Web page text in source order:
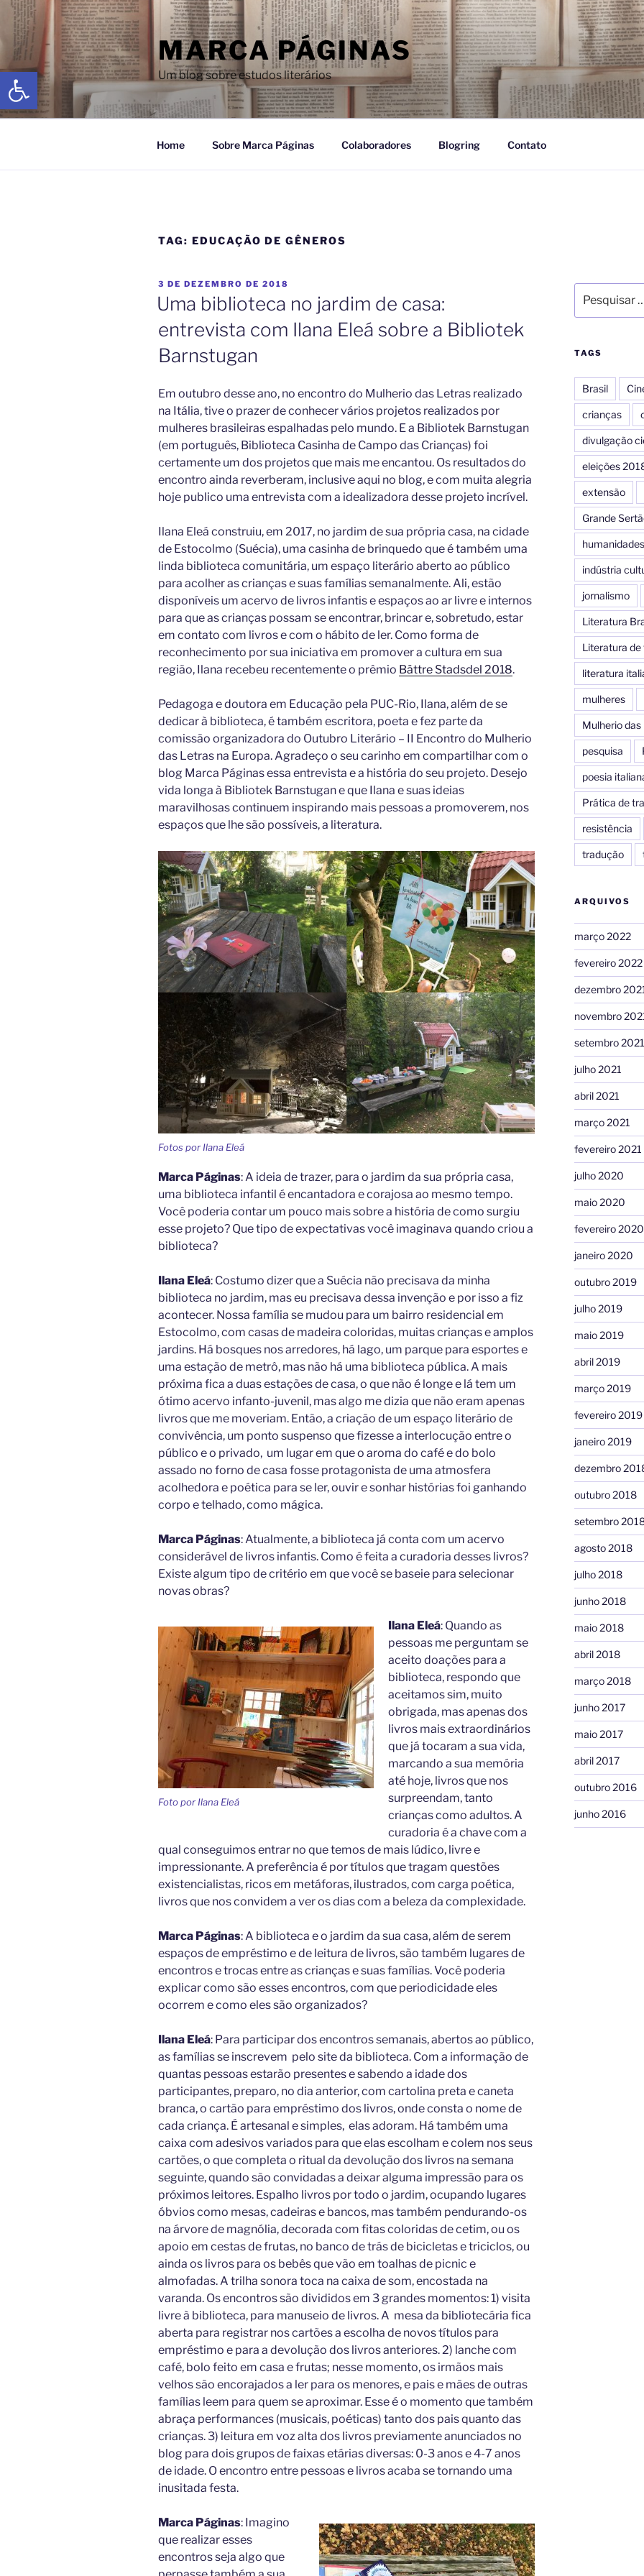
Abrir a barra de ferramentas
MARCA PÁGINAS
Um blog sobre estudos literários
Home Sobre Marca Páginas Colaboradores Blogring Contato
TAG: EDUCAÇÃO DE GÊNEROS
3 DE DEZEMBRO DE 2018
Uma biblioteca no jardim de casa:
entrevista com Ilana Eleá sobre a Bibliotek
Barnstugan
Em outubro desse ano, no encontro do Mulherio das Letras realizado
na Itália, tive o prazer de conhecer vários projetos realizados por
mulheres brasileiras espalhadas pelo mundo. E a Bibliotek Barnstugan
(em português, Biblioteca Casinha de Campo das Crianças) foi
certamente um dos projetos que mais me encantou. Os resultados do
encontro ainda reverberam, inclusive aqui no blog, e com muita alegria
hoje publico uma entrevista com a idealizadora desse projeto incrível.
Ilana Eleá construiu, em 2017, no jardim de sua própria casa, na cidade
de Estocolmo (Suécia), uma casinha de brinquedo que é também uma
linda biblioteca comunitária, um espaço literário aberto ao público
para acolher as crianças e suas famílias semanalmente. Ali, estão
disponíveis um acervo de livros infantis e espaços ao ar livre e internos
para que as crianças possam se encontrar, brincar e, sobretudo, estar
em contato com livros e com o hábito de ler. Como forma de
reconhecimento por sua iniciativa em promover a cultura em sua
região, Ilana recebeu recentemente o prêmio Bättre Stadsdel 2018.
Pedagoga e doutora em Educação pela PUC-Rio, Ilana, além de se
dedicar à biblioteca, é também escritora, poeta e fez parte da
comissão organizadora do Outubro Literário – II Encontro do Mulherio
das Letras na Europa. Agradeço o seu carinho em compartilhar com o
blog Marca Páginas essa entrevista e a história do seu projeto. Desejo
vida longa à Bibliotek Barnstugan e que Ilana e suas ideias
maravilhosas continuem inspirando mais pessoas a promoverem, nos
espaços que lhe são possíveis, a literatura.
Fotos por Ilana Eleá
Marca Páginas: A ideia de trazer, para o jardim da sua própria casa,
uma biblioteca infantil é encantadora e corajosa ao mesmo tempo.
Você poderia contar um pouco mais sobre a história de como surgiu
esse projeto? Que tipo de expectativas você imaginava quando criou a
biblioteca?
Ilana Eleá: Costumo dizer que a Suécia não precisava da minha
biblioteca no jardim, mas eu precisava dessa invenção e por isso a fiz
acontecer. Nossa família se mudou para um bairro residencial em
Estocolmo, com casas de madeira coloridas, muitas crianças e amplos
jardins. Há bosques nos arredores, há lago, um parque para esportes e
uma estação de metrô, mas não há uma biblioteca pública. A mais
próxima fica a duas estações de casa, o que não é longe e lá tem um
ótimo acervo infanto-juvenil, mas algo me dizia que não eram apenas
livros que me moveriam. Então, a criação de um espaço literário de
convivência, um ponto suspenso que fizesse a interlocução entre o
público e o privado, um lugar em que o aroma do café e do bolo
assado no forno de casa fosse protagonista de uma atmosfera
acolhedora e poética para se ler, ouvir e sonhar histórias foi ganhando
corpo e telhado, como mágica.
Marca Páginas: Atualmente, a biblioteca já conta com um acervo
considerável de livros infantis. Como é feita a curadoria desses livros?
Existe algum tipo de critério em que você se baseie para selecionar
novas obras?
Foto por Ilana Eleá
Ilana Eleá: Quando as
pessoas me perguntam se
aceito doações para a
biblioteca, respondo que
aceitamos sim, muito
obrigada, mas apenas dos
livros mais extraordinários
que já tocaram a sua vida,
marcando a sua memória
até hoje, livros que nos
surpreendam, tanto
crianças como adultos. A
curadoria é a chave com a
qual conseguimos entrar no que temos de mais lúdico, livre e
impressionante. A preferência é por títulos que tragam questões
existencialistas, ricos em metáforas, ilustrados, com carga poética,
livros que nos convidem a ver os dias com a beleza da complexidade.
Marca Páginas: A biblioteca e o jardim da sua casa, além de serem
espaços de empréstimo e de leitura de livros, são também lugares de
encontros e trocas entre as crianças e suas famílias. Você poderia
explicar como são esses encontros, com que periodicidade eles
ocorrem e como eles são organizados?
Ilana Eleá: Para participar dos encontros semanais, abertos ao público,
as famílias se inscrevem pelo site da biblioteca. Com a informação de
quantas pessoas estarão presentes e sabendo a idade dos
participantes, preparo, no dia anterior, com cartolina preta e caneta
branca, o cartão para empréstimo dos livros, onde consta o nome de
cada criança. É artesanal e simples, elas adoram. Há também uma
caixa com adesivos variados para que elas escolham e colem nos seus
cartões, o que completa o ritual da devolução dos livros na semana
seguinte, quando são convidadas a deixar alguma impressão para os
próximos leitores. Espalho livros por todo o jardim, ocupando lugares
óbvios como mesas, cadeiras e bancos, mas também pendurando-os
na árvore de magnólia, decorada com fitas coloridas de cetim, ou os
apoio em cestas de frutas, no banco de trás de bicicletas e triciclos, ou
ainda os livros para os bebês que vão em toalhas de picnic e
almofadas. A trilha sonora toca na caixa de som, encostada na
varanda. Os encontros são divididos em 3 grandes momentos: 1) visita
livre à biblioteca, para manuseio de livros. A mesa da bibliotecária fica
aberta para registrar nos cartões a escolha de novos títulos para
empréstimo e para a devolução dos livros anteriores. 2) lanche com
café, bolo feito em casa e frutas; nesse momento, os irmãos mais
velhos são encorajados a ler para os menores, e pais e mães de outras
famílias leem para quem se aproximar. Esse é o momento que também
abraça performances (musicais, poéticas) tanto dos pais quanto das
crianças. 3) leitura em voz alta dos livros previamente anunciados no
blog para dois grupos de faixas etárias diversas: 0-3 anos e 4-7 anos
de idade. O encontro entre pessoas e livros acaba se tornando uma
inusitada festa.
Marca Páginas: Imagino
que realizar esses
encontros seja algo que
TAGS
Brasil
crianças
divulgação
eleições
extensão
Grande
humanidades
indústria
jornalismo
Literatura
Literatura de
literatura
mulheres
Mulherio das
pesquisa
poesia
Prática de
resistência
tradução
ARQUIVOS
março 2022
fevereiro 2022
dezembro
novembro
setembro 2021
julho 2021
abril 2021
março 2021
fevereiro 2021
julho 2020
maio 2020
fevereiro 2020
janeiro 2020
outubro 2019
julho 2019
maio 2019
abril 2019
março 2019
fevereiro 2019
janeiro 2019
dezembro
outubro 2018
setembro
agosto 2018
julho 2018
junho 2018
maio 2018
abril 2018
março 2018
junho 2017
maio 2017
abril 2017
outubro 2016
junho 2016